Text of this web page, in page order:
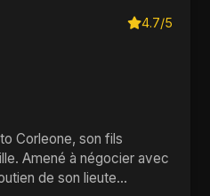
4.7/5
Corleone, son fils
Amené à négocier avec
de son lieute...